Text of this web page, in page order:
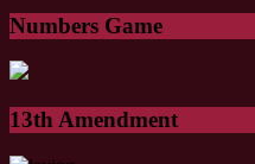
Numbers Game
13th Amendment